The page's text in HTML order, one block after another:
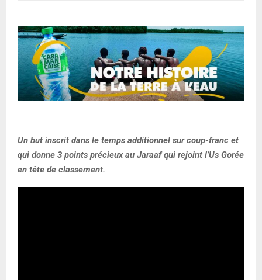
Un but inscrit dans le temps additionnel sur coup-franc et
qui donne 3 points précieux au Jaraaf qui rejoint l’Us Gorée
en tête de classement.